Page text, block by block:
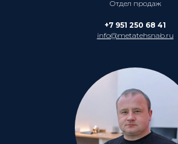
Отдел продаж
+7 951 250 68 41
info@metatehsnab.ru